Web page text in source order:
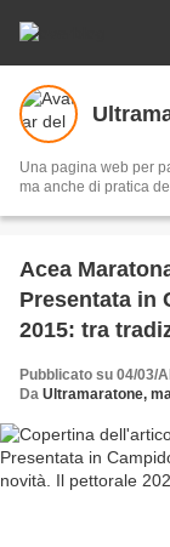
Una pagina web per
ma anche di pratica
Acea
Presentata in
2015: tra
Pubblicato su 04/03/
Da Ultramaratone,